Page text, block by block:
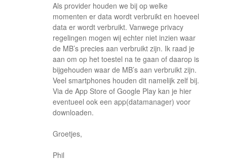
Als provider houden we bij op welke
momenten er data wordt verbruikt en hoeveel
data er wordt verbruikt. Vanwege privacy
regelingen mogen wij echter niet inzien waar
de MB’s precies aan verbruikt zijn. Ik raad je
aan om op het toestel na te gaan of daarop is
bijgehouden waar de MB’s aan verbruikt zijn.
Veel smartphones houden dit namelijk zelf bij.
Via de App Store of Google Play kan je hier
eventueel ook een app(datamanager) voor
downloaden.
Groetjes,
Phil